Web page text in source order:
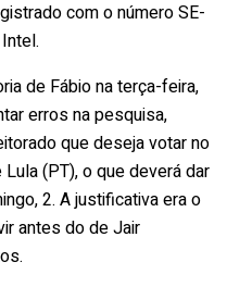
com o número SE-
de Fábio na terça-feira,
erros na pesquisa,
que deseja votar no
(PT), o que deverá dar
2. A justificativa era o
antes do de Jair